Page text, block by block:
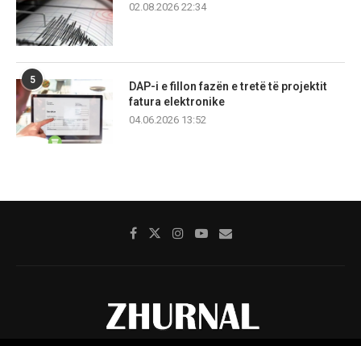
02.08.2026 22:34
5
DAP-i e fillon fazën e tretë të projektit
fatura elektronike
04.06.2026 13:52